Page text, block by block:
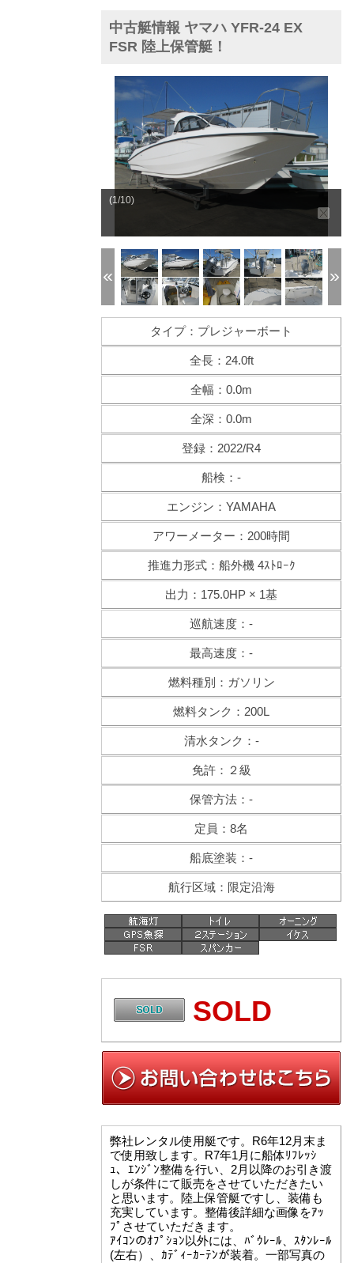
中古艇情報 ヤマハ YFR-24 EX
FSR 陸上保管艇！
(1/10)
タイプ：プレジャーボート
全長：24.0ft
全幅：0.0m
全深：0.0m
登録：2022/R4
船検：-
エンジン：YAMAHA
アワーメーター：200時間
推進力形式：船外機 4ｽﾄﾛｰｸ
出力：175.0HP × 1基
巡航速度：-
最高速度：-
燃料種別：ガソリン
燃料タンク：200L
清水タンク：-
免許：２級
保管方法：-
定員：8名
船底塗装：-
航行区域：限定沿海
SOLD
弊社レンタル使用艇です。R6年12月末ま
で使用致します。R7年1月に船体ﾘﾌﾚｯｼ
ｭ、ｴﾝｼﾞﾝ整備を行い、2月以降のお引き渡
しが条件にて販売をさせていただきたい
と思います。陸上保管艇ですし、装備も
充実しています。整備後詳細な画像をｱｯ
ﾌﾟさせていただきます。
ｱｲｺﾝのｵﾌﾟｼｮﾝ以外には、ﾊﾞｳﾚｰﾙ、ｽﾀﾝﾚｰﾙ
(左右）、ｶﾃﾞｨｰｶｰﾃﾝが装着。一部写真の